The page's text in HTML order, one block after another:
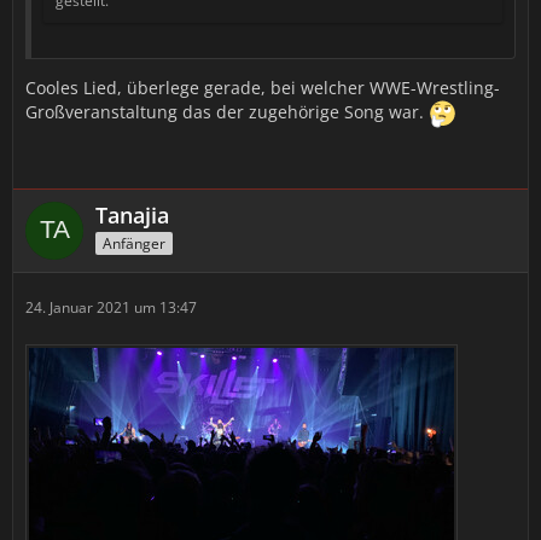
Cooles Lied, überlege gerade, bei welcher WWE-Wrestling-
Großveranstaltung das der zugehörige Song war.
Tanajia
Anfänger
24. Januar 2021 um 13:47